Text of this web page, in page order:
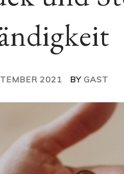
2021 BY GAST